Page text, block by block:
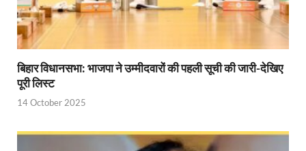
YEIDA Emerges: यीडा बना मेडिकल डिवाइस
House of Himalayas: हाउस आफ हिमालयाज बिक्री
Star Infomatic: बजट 2026–27 से भारत की डिजिटल और
Budget Day: वित्त मंत्री निर्मला सीतारमण वाराणसी और
बिहार विधानसभा: भाजपा ने उम्मीदवारों की पहली सूची की जारी-देखिए
पूरी लिस्ट
14 October 2025